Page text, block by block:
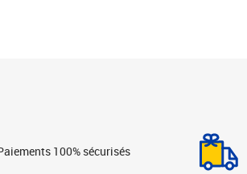
100% sécurisés